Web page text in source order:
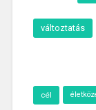
változtatás
cél